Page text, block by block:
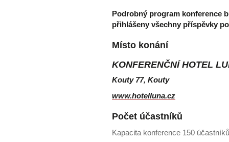
Podrobný program konference
přihlášeny všechny příspěvky
Místo konání
KONFERENČNÍ HOTEL
Kouty 77, Kouty
www.hotelluna.cz
Počet účastníků
Kapacita konference 150